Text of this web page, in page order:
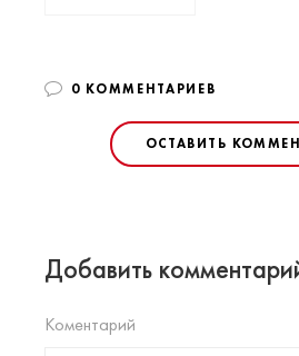
0 КОММЕНТАРИЕВ
ОСТАВИТЬ
Добавить
Коментарий